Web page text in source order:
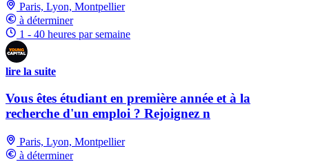
Paris, Lyon, Montpellier
à déterminer
1 - 40 heures par semaine
lire la suite
Vous êtes étudiant en première année et à la
recherche d'un emploi ? Rejoignez n
Paris, Lyon, Montpellier
à déterminer